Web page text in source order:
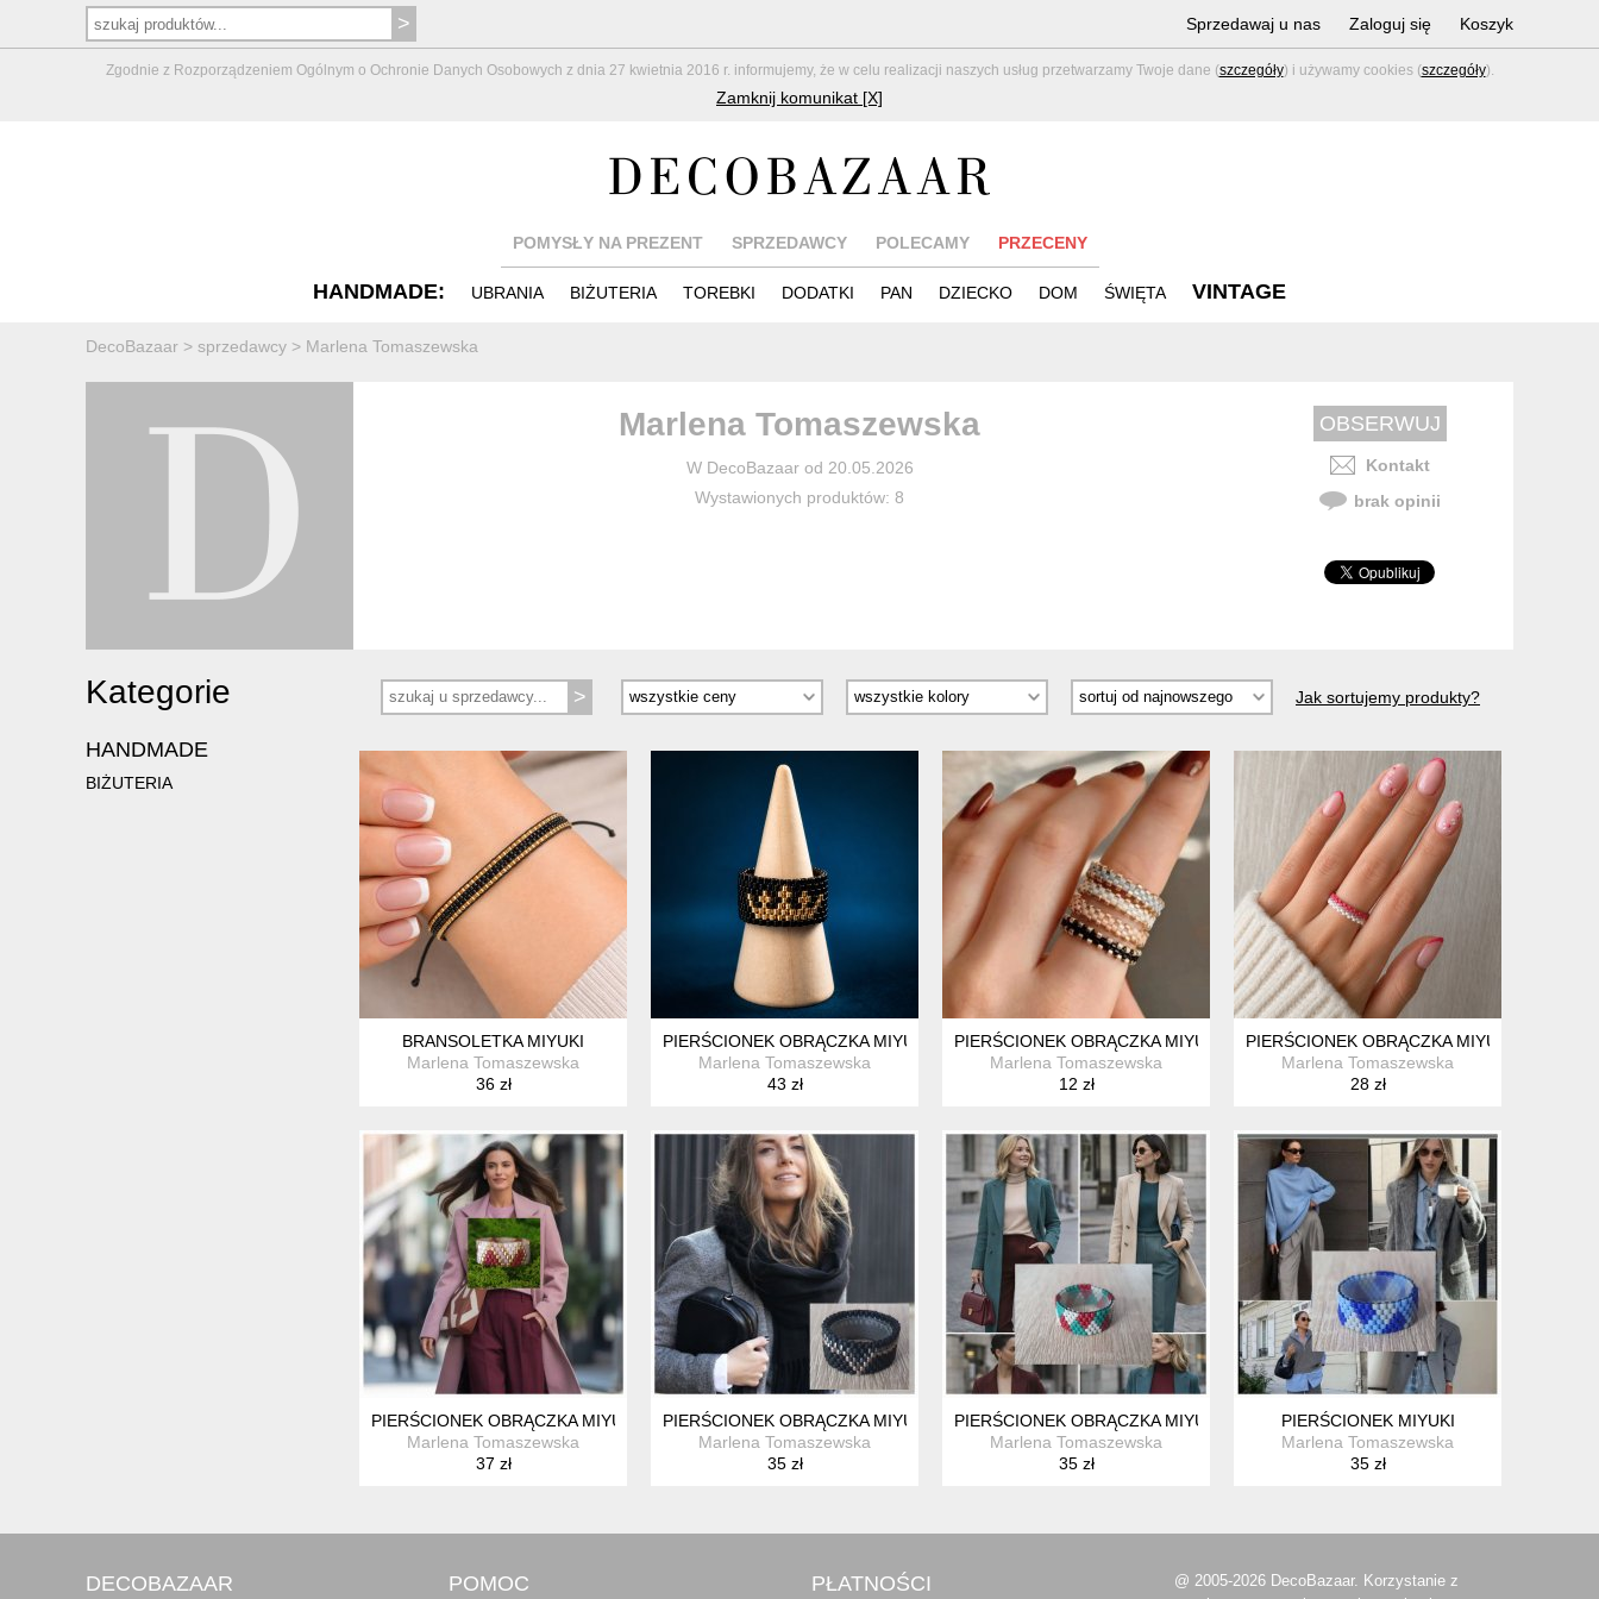
Zgodnie z Rozporządzeniem Ogólnym o Ochronie Danych Osobowych z dnia 27 kwietnia 2016 r. informujemy, że w celu realizacji naszych usług przetwarzamy Twoje dane (szczegóły) i używamy cookies (szczegóły).
Zamknij komunikat [X]
Sprzedawaj u nas Zaloguj się Koszyk
POMYSŁY NA PREZENT SPRZEDAWCY POLECAMY PRZECENY
HANDMADE: UBRANIA BIŻUTERIA TOREBKI DODATKI PAN DZIECKO DOM ŚWIĘTA VINTAGE
DecoBazaar > sprzedawcy > Marlena Tomaszewska
Kontakt
brak opinii
Marlena Tomaszewska
W DecoBazaar od 20.05.2026
Wystawionych produktów: 8
Kategorie
HANDMADE
BIŻUTERIA
Jak sortujemy produkty?
BRANSOLETKA MIYUKI
Marlena Tomaszewska
36 zł
PIERŚCIONEK OBRĄCZKA MIYUKI KORONA
Marlena Tomaszewska
43 zł
PIERŚCIONEK OBRĄCZKA MIYUKI
Marlena Tomaszewska
12 zł
PIERŚCIONEK OBRĄCZKA MIYUKI
Marlena Tomaszewska
28 zł
PIERŚCIONEK OBRĄCZKA MIYUKI
Marlena Tomaszewska
37 zł
PIERŚCIONEK OBRĄCZKA MIYUKI
Marlena Tomaszewska
35 zł
PIERŚCIONEK OBRĄCZKA MIYUKI
Marlena Tomaszewska
35 zł
PIERŚCIONEK MIYUKI
Marlena Tomaszewska
35 zł
DECOBAZAAR POMOC PŁATNOŚCI
@ 2005-2026 DecoBazaar. Korzystanie z